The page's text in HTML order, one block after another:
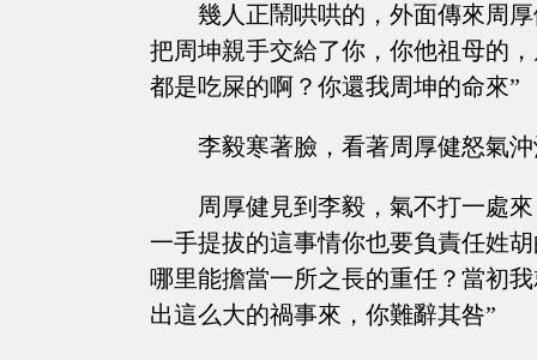
幾人正鬧哄哄的，外面傳來周
把周坤親手交給了你，你他祖母的
都是吃屎的啊？你還我周坤的命來”
李毅寒著臉，看著周厚健怒氣
周厚健見到李毅，氣不打一處
一手提拔的這事情你也要負責任姓
哪里能擔當一所之長的重任？當初
出這么大的禍事來，你難辭其咎”